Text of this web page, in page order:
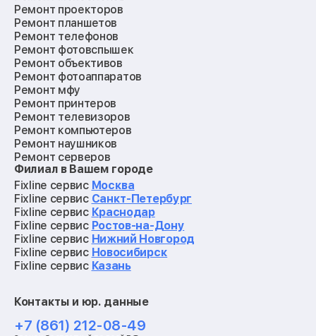
Ремонт проекторов
Ремонт планшетов
Ремонт телефонов
Ремонт фотовспышек
Ремонт объективов
Ремонт фотоаппаратов
Ремонт мфу
Ремонт принтеров
Ремонт телевизоров
Ремонт компьютеров
Ремонт наушников
Ремонт серверов
Ремонт мониторов
Ремонт квадрокоптеров
Ремонт электросамокатов
Ремонт материнских плат
Ремонт видеокарт
Ремонт кофемашин
Ремонт vr систем
Ремонт игровых приставок
Ремонт роботов-пылесосов
Ремонт холодильников
Ремонт стиральных машин
Филиал в Вашем городе
Fixline сервис Москва
Fixline сервис Санкт-Петербург
Fixline сервис Краснодар
Fixline сервис Ростов-на-Дону
Fixline сервис Нижний Новгород
Fixline сервис Новосибирск
Fixline сервис Казань
Контакты и юр. данные
+7 (861) 212-08-49